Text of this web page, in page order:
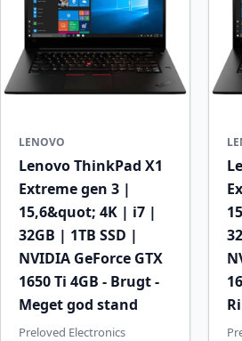
LENOVO
Lenovo ThinkPad X1
Extreme gen 3 |
15,6&quot; 4K | i7 |
32GB | 1TB SSD |
NVIDIA GeForce GTX
1650 Ti 4GB - Brugt -
Meget god stand
Preloved Electronics